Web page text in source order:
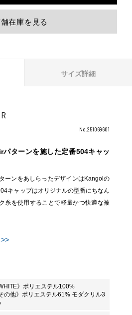
舗在庫を見る
サイズ詳細
No.251069601
ターンを施した定番504キャッ
ーンをあしらったデザインはKangolの
キャップはオリジナルの型番にちなん
糸を使用することで軽量かつ快適な被
WHITE》ポリエステル100%
その他》ポリエステル61% モダクリル3